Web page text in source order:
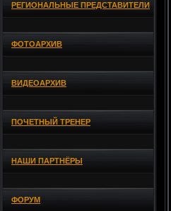
РЕГИОНАЛЬНЫЕ ПРЕДСТАВИТЕЛИ
ФОТОАРХИВ
ВИДЕОАРХИВ
ПОЧЕТНЫЙ ТРЕНЕР
НАШИ ПАРТНЁРЫ
ФОРУМ